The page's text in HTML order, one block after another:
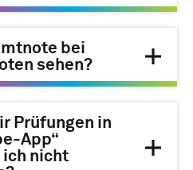
bei
sehen?
Prüfungen in
App“
nicht